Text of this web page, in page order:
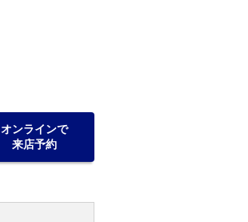
オンラインで
来店予約